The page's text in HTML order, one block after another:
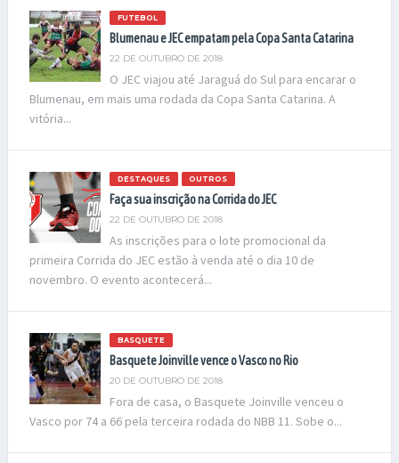
FUTEBOL
Blumenau e JEC empatam pela Copa Santa Catarina
22 DE OUTUBRO DE 2018
O JEC viajou até Jaraguá do Sul para encarar o
Blumenau, em mais uma rodada da Copa Santa Catarina. A
vitória...
DESTAQUES OUTROS
Faça sua inscrição na Corrida do JEC
22 DE OUTUBRO DE 2018
As inscrições para o lote promocional da
primeira Corrida do JEC estão à venda até o dia 10 de
novembro. O evento acontecerá...
BASQUETE
Basquete Joinville vence o Vasco no Rio
20 DE OUTUBRO DE 2018
Fora de casa, o Basquete Joinville venceu o
Vasco por 74 a 66 pela terceira rodada do NBB 11. Sobe o...